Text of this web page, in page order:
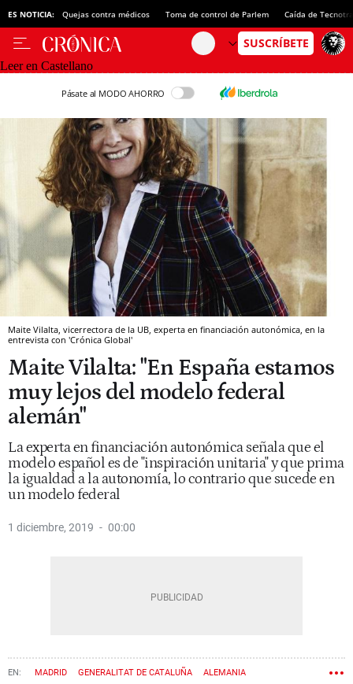
ES NOTICIA: Quejas contra médicos Toma de control de Parlem Caída de
Leer en Castellano
Pásate al MODO AHORRO
Maite Vilalta, vicerrectora de la UB, experta en financiación autonómica, en la
entrevista con 'Crónica Global'
Maite Vilalta: "En España estamos
muy lejos del modelo federal
alemán"
La experta en financiación autonómica señala que el
modelo español es de "inspiración unitaria" y que prima
la igualdad a la autonomía, lo contrario que sucede en
un modelo federal
1 diciembre, 2019 00:00
MADRID GENERALITAT DE CATALUÑA ALEMANIA